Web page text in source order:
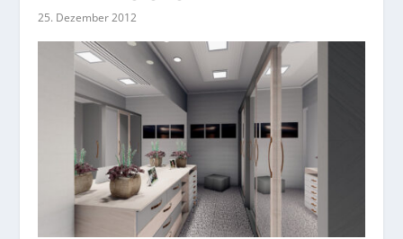
25. Dezember 2012